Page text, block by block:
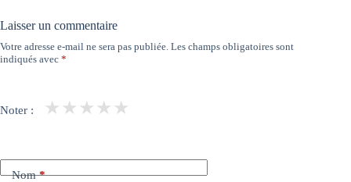
Laisser un commentaire
Votre adresse e-mail ne sera pas publiée. Les champs obligatoires sont
indiqués avec *
Noter : ★
★
★
★
★
Nom*